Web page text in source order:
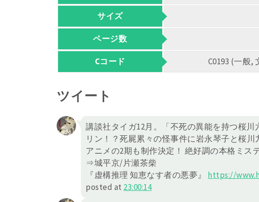
サイズ
ページ数
Cコード C0193 (一般,
ツイート
講談社タイガ12月。「不死の異能を持つ桜
リン！？死屍累々の怪事件に岩永琴子と桜川
アニメの2期も制作決定！ 絶好調の本格ミス
⇒城平京/片瀬茶柴
『虚構推理 知恵なす者の悪夢』 https://
posted at 23:00:14